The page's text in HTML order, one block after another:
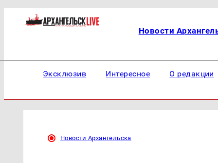
Новости
Эксклюзив Интересное О редакции
Новости Архангельска